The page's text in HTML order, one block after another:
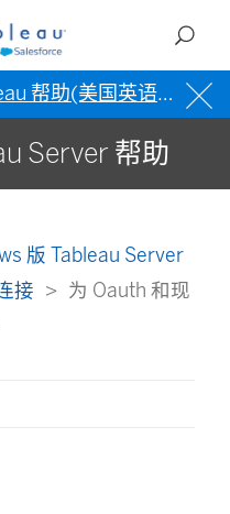
帮助(美国英语) 。
Server 帮助
版 Tableau Server
接
为 Oauth 和现